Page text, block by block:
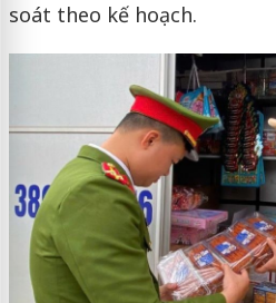
soát theo kế hoạch.